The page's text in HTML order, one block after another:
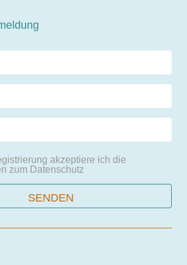
akzeptiere ich die
zum Datenschutz